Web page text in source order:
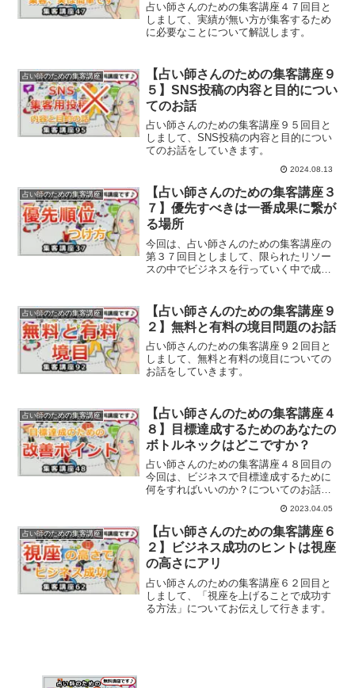
占い師さんのための集客講座４７回目と
しまして、実績が無い方が集客するため
に必要なことについて解説します。
占い師のための集客講座
【占い師さんのための集客講座９
５】SNS投稿の内容と目的につい
てのお話
占い師さんのための集客講座９５回目と
しまして、SNS投稿の内容と目的につい
てのお話をしていきます。
2024.08.13
占い師のための集客講座
【占い師さんのための集客講座３
７】優先すべきは一番成果に繋が
る場所
今回は、占い師さんのための集客講座の
第３７回目としまして、限られたリソー
スの中でビジネスを行っていく中で成果
占い師のための集客講座
【占い師さんのための集客講座９
２】無料と有料の境目問題のお話
占い師さんのための集客講座９２回目と
しまして、無料と有料の境目についての
お話をしていきます。
占い師のための集客講座
【占い師さんのための集客講座４
８】目標達成するためのあなたの
ボトルネックはどこですか？
占い師さんのための集客講座４８回目の
今回は、ビジネスで目標達成するために
何をすればいいのか？についてのお話を
2023.04.05
占い師のための集客講座
【占い師さんのための集客講座６
２】ビジネス成功のヒントは視座
の高さにアリ
占い師さんのための集客講座６２回目と
しまして、「視座を上げることで成功す
る方法」についてお伝えして行きます。